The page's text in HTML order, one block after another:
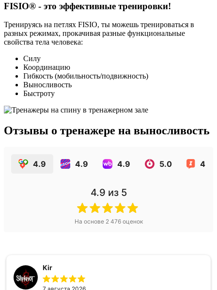
FISIO® - это эффективные тренировки!
Тренируясь на петлях FISIO, ты можешь тренироваться в
разных режимах, прокачивая разные функциональные
свойства тела человека:
Силу
Координацию
Гибкость (мобильность/подвижность)
Выносливость
Быстроту
Отзывы о тренажере на выносливость
4.9 4.9 4.9 5.0 4.5
4.9 из 5
На основе 2 476оценок
Kir